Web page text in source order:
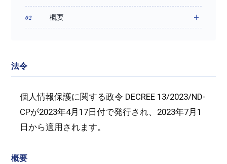
概要
法令
個人情報保護に関する政令 DECREE 13/2023/ND-
CPが2023年4月17日付で発行され、2023年7月1
日から適用されます。
概要